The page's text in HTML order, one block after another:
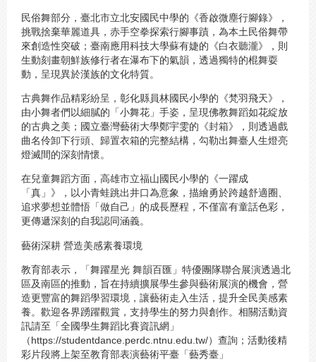
民俗舞部分，臺北市立北安國民中學的《香啟微塵行腳錄》，
挑戰捨棄華麗道具，赤手空拳探索行腳事蹟，為本土民俗舞帶
來創造性突破；臺南應用科技大學蘇有婕的《白衣聽瀧》，則
生動刻畫朝鮮族修行者在瀑布下的氣韻，透過獨特的棍舞耍
動，呈現異於漢族的文化特質。
古典舞作品精彩紛呈，彰化縣員林國民小學的《梵羽飛天》，
由小舞者們以細膩的「小舞花」手姿，呈現佛教舞蹈如花綻放
的古典之美；國立臺灣藝術大學鄭宇雯的《封箱》，則透過戲
曲名伶卸下行頭、歸置衣箱的完整結構，勾勒出舞臺人生燈亮
燈滅間的深刻情懷。
在兒童舞蹈方面，高雄市立福山國民小學的《一躍成
「真」》，以小青蛙跳出井口為意象，描繪勇於跨越舒適圈、
追求夢想並體悟「做自己」的成長歷程，不僅富有童話色彩，
更傳遞深刻的自我認同涵義。
藝術深耕 營造美感素養環境
教育部表示，「舞躍星光 舞韻百匯」特優團隊聯合展演透過北
區及南區的推動，旨在持續擴展學生參與藝術展演的機會，營
造更豐富的舞蹈學習環境，讓藝術走入生活，提升全民美感素
養。歡迎各界踴躍觀賞，支持學生的努力與創作。相關活動資
訊請至「全國學生舞蹈比賽資訊網」
（https://studentdance.perdc.ntnu.edu.tw/）查詢；活動後精
彩片段將上架至教育部表演藝術平臺「藝秀臺」